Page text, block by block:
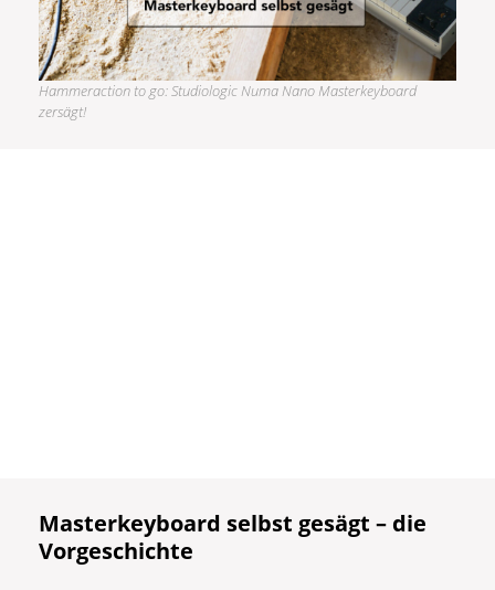
Hammeraction to go: Studiologic Numa Nano Masterkeyboard
zersägt!
Masterkeyboard selbst gesägt – die
Vorgeschichte